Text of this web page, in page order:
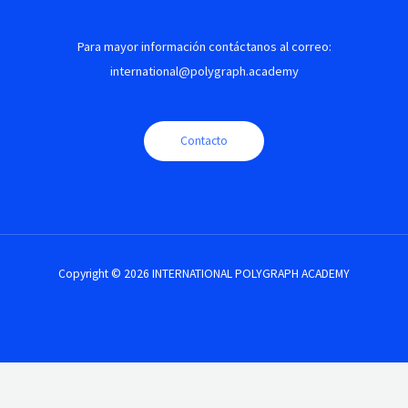
Para mayor información contáctanos al correo:
international@polygraph.academy
Contacto
Copyright © 2026 INTERNATIONAL POLYGRAPH ACADEMY